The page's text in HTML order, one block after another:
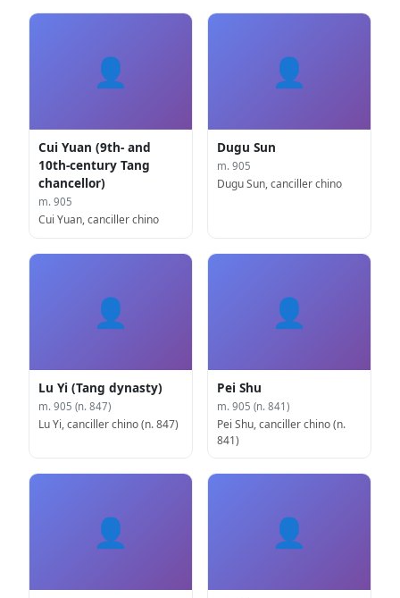
👤
Cui Yuan (9th- and
10th-century Tang
chancellor)
m. 905
Cui Yuan, canciller chino
👤
Dugu Sun
m. 905
Dugu Sun, canciller chino
👤
Lu Yi (Tang dynasty)
m. 905 (n. 847)
Lu Yi, canciller chino (n. 847)
👤
Pei Shu
m. 905 (n. 841)
Pei Shu, canciller chino (n.
841)
👤 👤